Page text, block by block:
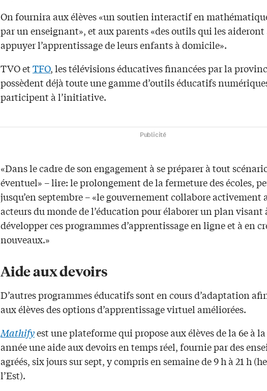
On fournira aux élèves «un soutien interactif en
par un enseignant», et aux parents «des outils qui les aideront
appuyer l’apprentissage de leurs enfants à domicile».
TVO etTFO, les télévisions éducatives financées par la
possèdent déjà toute une gamme d’outils éducatifs
participent à l’initiative.
Publicité
«Dans le cadre de son engagement à se préparer à tout
éventuel» – lire: le prolongement de la fermeture des écoles,
jusqu’en septembre – «le gouvernement collabore activement
acteurs du monde de l’éducation pour élaborer un plan visant
développer ces programmes d’apprentissage en ligne et à en
nouveaux.»
Aide aux devoirs
D’autres programmes éducatifs sont en cours d’adaptation
aux élèves des options d’apprentissage virtuel améliorées.
Mathifyest une plateforme qui propose aux élèves de la 6e à la
année une aide aux devoirs en temps réel, fournie par des
agréés, six jours sur sept, y compris en semaine de 9 h à 21 h
l’Est).